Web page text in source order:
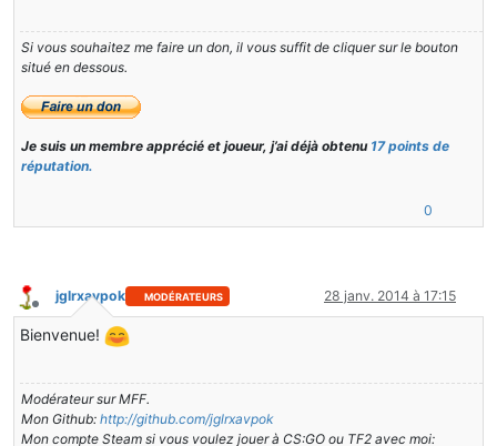
Si vous souhaitez me faire un don, il vous suffit de cliquer sur le bouton
situé en dessous.
Je suis un membre apprécié et joueur, j’ai déjà obtenu 17 points de
réputation.
0
Hors-ligne
jglrxavpok MODÉRATEURS 28 janv. 2014 à 17:15
Bienvenue!
Modérateur sur MFF.
Mon Github: http://github.com/jglrxavpok
Mon compte Steam si vous voulez jouer à CS:GO ou TF2 avec moi: